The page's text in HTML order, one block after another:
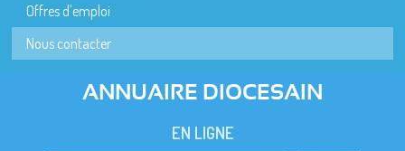
Offres d'emploi
Nous contacter
ANNUAIRE DIOCESAIN
EN LIGNE